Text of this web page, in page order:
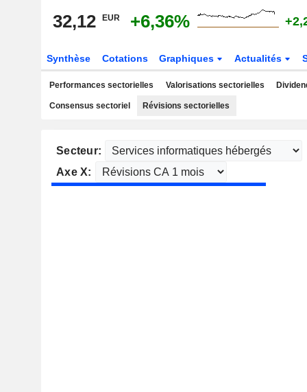
32,12 EUR +6,36%
Synthèse Cotations Graphiques Actualités
Performances sectorielles Valorisations sectorielles
Consensus sectoriel Révisions sectorielles
Secteur:
Axe X: